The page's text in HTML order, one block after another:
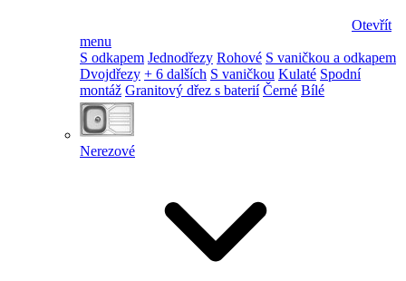
Otevřít
menu
S odkapem Jednodřezy Rohové S vaničkou a odkapem
Dvojdřezy + 6 dalších S vaničkou Kulaté Spodní
montáž Granitový dřez s baterií Černé Bílé
Nerezové